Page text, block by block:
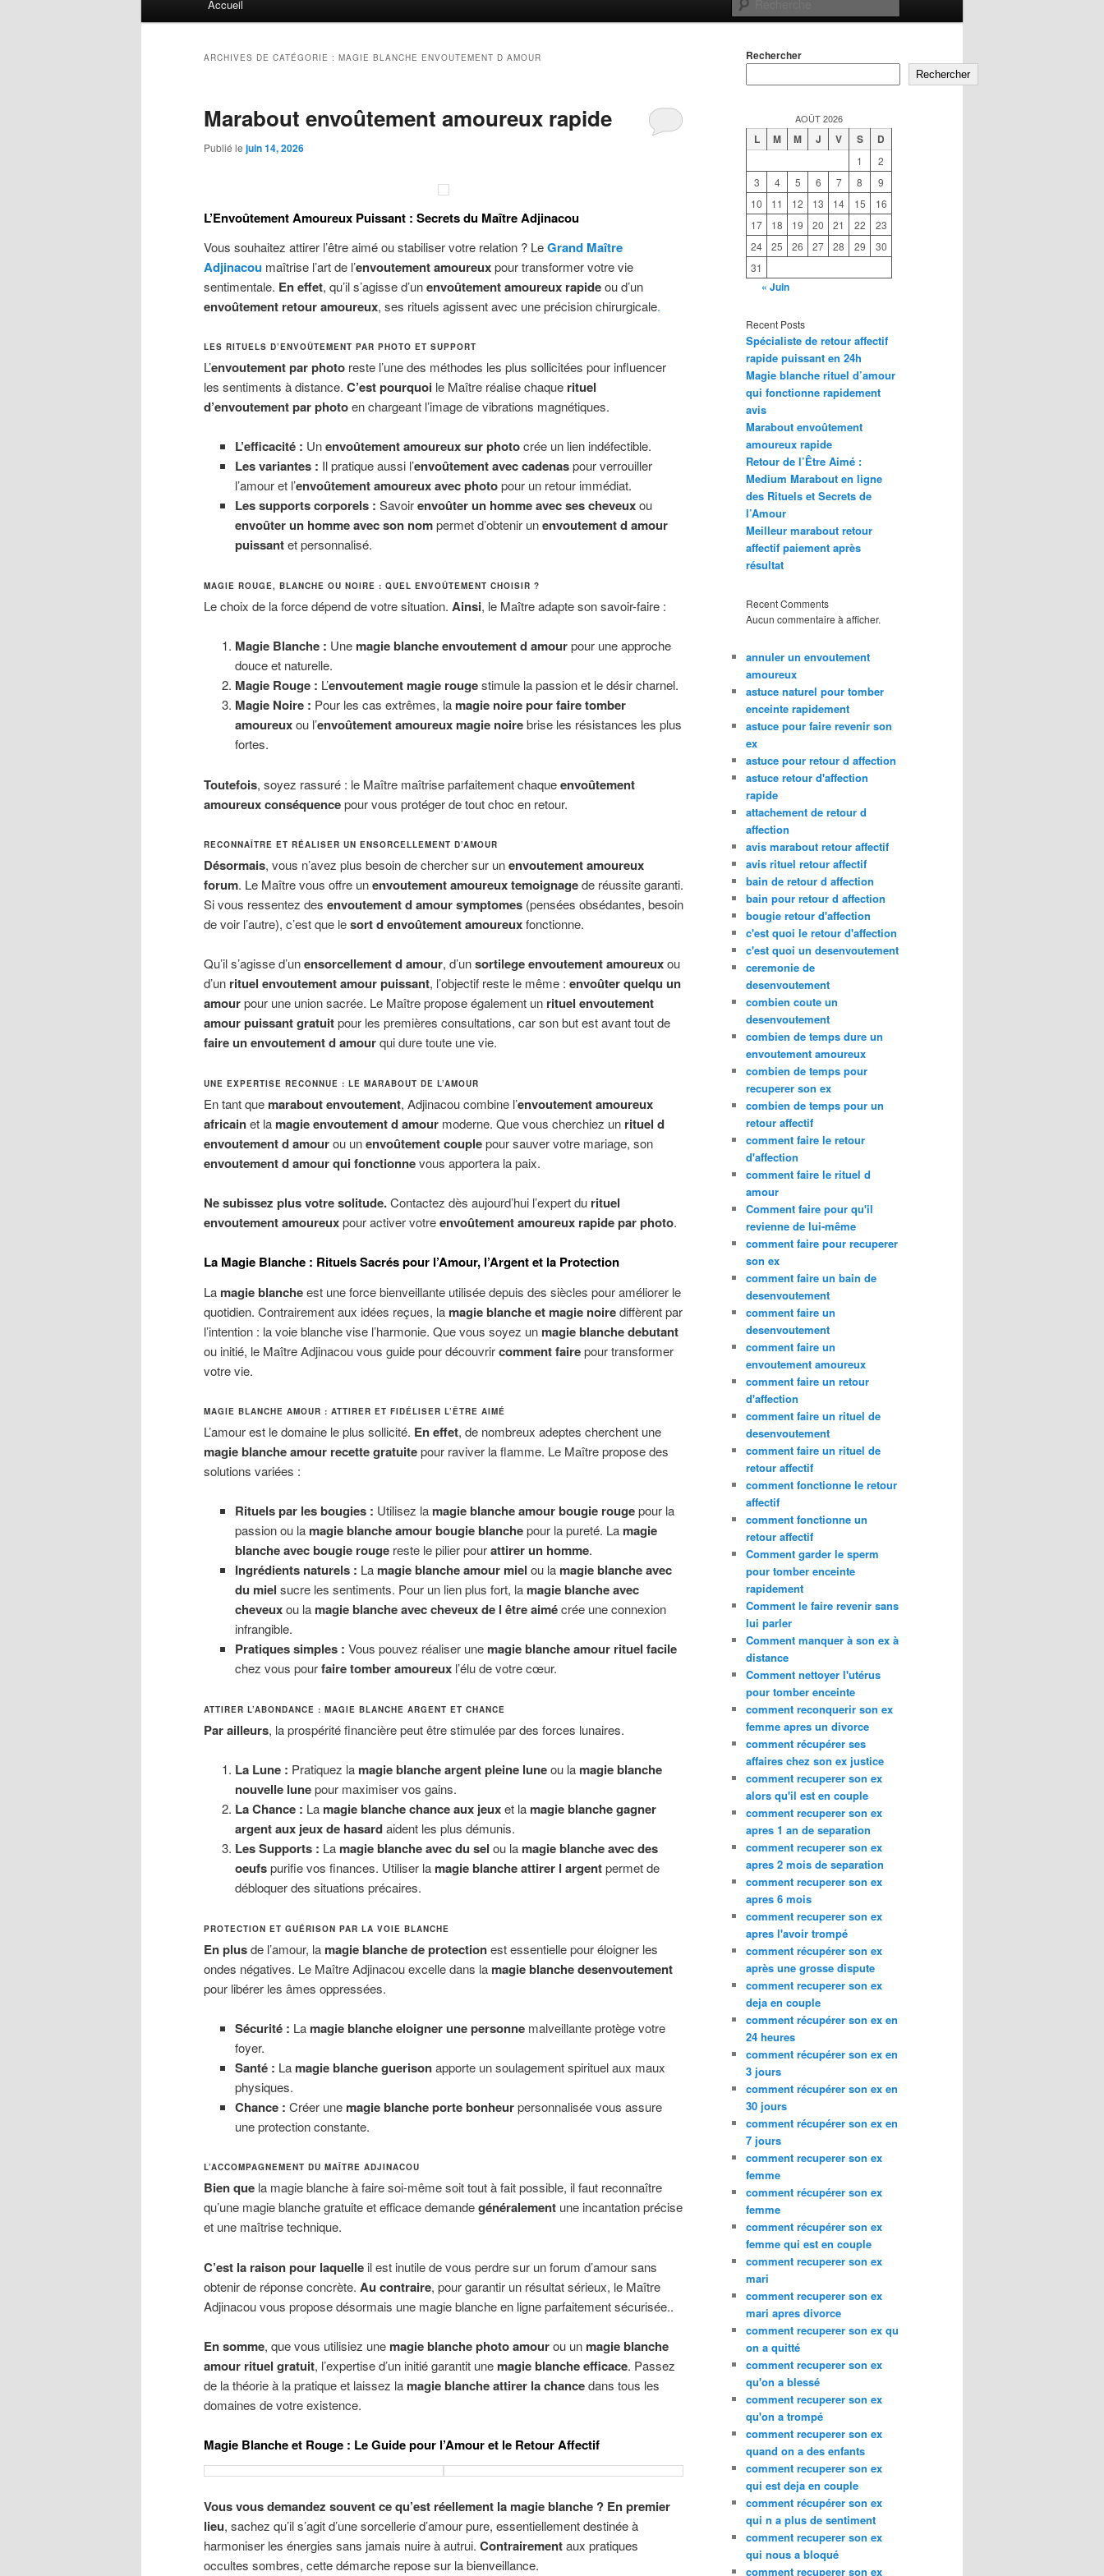
Accueil
ARCHIVES DE CATÉGORIE : MAGIE BLANCHE ENVOUTEMENT D AMOUR
Marabout envoûtement amoureux rapide
Publié le juin 14, 2026
L’Envoûtement Amoureux Puissant : Secrets du Maître Adjinacou
Vous souhaitez attirer l’être aimé ou stabiliser votre relation ? LeGrand Maître
Adjinacou maîtrise l’art de l’envoutement amoureuxpour transformer votre vie
sentimentale. En effet, qu’il s’agisse d’unenvoûtement amoureux rapideou d’un
envoûtement retour amoureux, ses rituels agissent avec une précision chirurgicale.
LES RITUELS D’ENVOÛTEMENT PAR PHOTO ET SUPPORT
L’envoutement par photo reste l’une des méthodes les plus sollicitées pour influencer
les sentiments à distance. C’est pourquoi le Maître réalise chaque rituel
d’envoutement par photoen chargeant l’image de vibrations magnétiques.
L’efficacité : Unenvoûtement amoureux sur photocrée un lien indéfectible.
Les variantes : Il pratique aussi l’envoûtement avec cadenaspour verrouiller
l’amour et l’envoûtement amoureux avec photopour un retour immédiat.
Les supports corporels : Savoirenvoûter un homme avec ses cheveuxou
envoûter un homme avec son nompermet d’obtenir unenvoutement d amour
puissantet personnalisé.
MAGIE ROUGE, BLANCHE OU NOIRE : QUEL ENVOÛTEMENT CHOISIR ?
Le choix de la force dépend de votre situation. Ainsi, le Maître adapte son savoir-faire :
Magie Blanche : Une magie blanche envoutement d amourpour une approche
douce et naturelle.
Magie Rouge : L’envoutement magie rougestimule la passion et le désir charnel.
Magie Noire : Pour les cas extrêmes, la magie noire pour faire tomber
amoureuxou l’envoûtement amoureux magie noirebrise les résistances les plus
fortes.
Toutefois, soyez rassuré : le Maître maîtrise parfaitement chaqueenvoûtement
amoureux conséquencepour vous protéger de tout choc en retour.
RECONNAÎTRE ET RÉALISER UN ENSORCELLEMENT D’AMOUR
Désormais, vous n’avez plus besoin de chercher sur unenvoutement amoureux
forum. Le Maître vous offre unenvoutement amoureux temoignagede réussite garanti.
Si vous ressentez des envoutement d amour symptomes (pensées obsédantes, besoin
de voir l’autre), c’est que lesort d envoûtement amoureuxfonctionne.
Qu’il s’agisse d’unensorcellement d amour, d’unsortilege envoutement amoureuxou
d’un rituel envoutement amour puissant, l’objectif reste le même : envoûter quelqu un
amourpour une union sacrée. Le Maître propose également un rituel envoutement
amour puissant gratuitpour les premières consultations, car son but est avant tout de
faire un envoutement d amourqui dure toute une vie.
UNE EXPERTISE RECONNUE : LE MARABOUT DE L’AMOUR
En tant que marabout envoutement, Adjinacou combine l’envoutement amoureux
africainet la magie envoutement d amour moderne. Que vous cherchiez un rituel d
envoutement d amourou unenvoûtement couplepour sauver votre mariage, son
envoutement d amour qui fonctionnevous apportera la paix.
Ne subissez plus votre solitude.Contactez dès aujourd’hui l’expert du rituel
envoutement amoureuxpour activer votreenvoûtement amoureux rapide par photo.
La Magie Blanche : Rituels Sacrés pour l’Amour, l’Argent et la Protection
La magie blancheest une force bienveillante utilisée depuis des siècles pour améliorer le
quotidien. Contrairement aux idées reçues, la magie blanche et magie noirediffèrent par
l’intention : la voie blanche vise l’harmonie. Que vous soyez un magie blanche debutant
ou initié, le Maître Adjinacou vous guide pour découvrircomment fairepour transformer
votre vie.
MAGIE BLANCHE AMOUR : ATTIRER ET FIDÉLISER L’ÊTRE AIMÉ
L’amour est le domaine le plus sollicité. En effet, de nombreux adeptes cherchent une
magie blanche amour recette gratuitepour raviver la flamme. Le Maître propose des
solutions variées :
Rituels par les bougies : Utilisez la magie blanche amour bougie rougepour la
passion ou la magie blanche amour bougie blanchepour la pureté. La magie
blanche avec bougie rougereste le pilier pourattirer un homme.
Ingrédients naturels : La magie blanche amour miel ou la magie blanche avec
du miel sucre les sentiments. Pour un lien plus fort, la magie blanche avec
cheveuxou la magie blanche avec cheveux de l être aimécrée une connexion
infrangible.
Pratiques simples : Vous pouvez réaliser une magie blanche amour rituel facile
chez vous pourfaire tomber amoureuxl’élu de votre cœur.
ATTIRER L’ABONDANCE : MAGIE BLANCHE ARGENT ET CHANCE
Par ailleurs, la prospérité financière peut être stimulée par des forces lunaires.
La Lune : Pratiquez la magie blanche argent pleine luneou la magie blanche
nouvelle lunepour maximiser vos gains.
La Chance : La magie blanche chance aux jeuxet la magie blanche gagner
argent aux jeux de hasardaident les plus démunis.
Les Supports : La magie blanche avec du sel ou la magie blanche avec des
oeufspurifie vos finances. Utiliser la magie blanche attirer l argentpermet de
débloquer des situations précaires.
PROTECTION ET GUÉRISON PAR LA VOIE BLANCHE
En plusde l’amour, la magie blanche de protectionest essentielle pour éloigner les
ondes négatives. Le Maître Adjinacou excelle dans la magie blanche desenvoutement
pour libérer les âmes oppressées.
Sécurité : La magie blanche eloigner une personnemalveillante protège votre
foyer.
Santé : La magie blanche guerisonapporte un soulagement spirituel aux maux
physiques.
Chance : Créer une magie blanche porte bonheurpersonnalisée vous assure
une protection constante.
L’ACCOMPAGNEMENT DU MAÎTRE ADJINACOU
Bien que la magie blanche à faire soi-même soit tout à fait possible, il faut reconnaître
qu’une magie blanche gratuite et efficace demandegénéralement une incantation précise
et une maîtrise technique.
C’est la raison pour laquelle il est inutile de vous perdre sur un forum d’amour sans
obtenir de réponse concrète. Au contraire, pour garantir un résultat sérieux, le Maître
Adjinacou vous propose désormais une magie blanche en ligne parfaitement sécurisée..
En somme, que vous utilisiez une magie blanche photo amourou un magie blanche
amour rituel gratuit, l’expertise d’un initié garantit une magie blanche efficace. Passez
de la théorie à la pratique et laissez la magie blanche attirer la chancedans tous les
domaines de votre existence.
Magie Blanche et Rouge : Le Guide pour l’Amour et le Retour Affectif
Vous vous demandez souvent ce qu’est réellement la magie blanche ? En premier
lieu, sachez qu’il s’agit d’une sorcellerie d’amour pure, essentiellement destinée à
harmoniser les énergies sans jamais nuire à autrui. Contrairementaux pratiques
occultes sombres, cette démarche repose sur la bienveillance.
Rechercher
Rechercher
AOÛT 2026
L M M J V S D
1
2
3
4 5 6 7 8
9
10
11 12 13 14 15
16
17
18 19 20 21 22
23
24
25 26 27 28 29
30
31
« Juin
Recent Posts
Spécialiste de retour affectif
rapide puissant en 24h
Magie blanche rituel d’amour
qui fonctionne rapidement
avis
Marabout envoûtement
amoureux rapide
Retour de l’Être Aimé :
Medium Marabout en ligne
des Rituels et Secrets de
l’Amour
Meilleur marabout retour
affectif paiement après
résultat
Recent Comments
Aucun commentaire à afficher.
annuler un envoutement
amoureux
astuce naturel pour tomber
enceinte rapidement
astuce pour faire revenir son
ex
astuce pour retour d affection
astuce retour d'affection
rapide
attachement de retour d
affection
avis marabout retour affectif
avis rituel retour affectif
bain de retour d affection
bain pour retour d affection
bougie retour d'affection
c'est quoi le retour d'affection
c'est quoi un desenvoutement
ceremonie de
desenvoutement
combien coute un
desenvoutement
combien de temps dure un
envoutement amoureux
combien de temps pour
recuperer son ex
combien de temps pour un
retour affectif
comment faire le retour
d'affection
comment faire le rituel d
amour
Comment faire pour qu'il
revienne de lui-même
comment faire pour recuperer
son ex
comment faire un bain de
desenvoutement
comment faire un
desenvoutement
comment faire un
envoutement amoureux
comment faire un retour
d'affection
comment faire un rituel de
desenvoutement
comment faire un rituel de
retour affectif
comment fonctionne le retour
affectif
comment fonctionne un
retour affectif
Comment garder le sperm
pour tomber enceinte
rapidement
Comment le faire revenir sans
lui parler
Comment manquer à son ex à
distance
Comment nettoyer l'utérus
pour tomber enceinte
comment reconquerir son ex
femme apres un divorce
comment récupérer ses
affaires chez son ex justice
comment recuperer son ex
alors qu'il est en couple
comment recuperer son ex
apres 1 an de separation
comment recuperer son ex
apres 2 mois de separation
comment recuperer son ex
apres 6 mois
comment recuperer son ex
apres l'avoir trompé
comment récupérer son ex
après une grosse dispute
comment recuperer son ex
deja en couple
comment récupérer son ex en
24 heures
comment récupérer son ex en
3 jours
comment récupérer son ex en
30 jours
comment récupérer son ex en
7 jours
comment recuperer son ex
femme
comment récupérer son ex
femme
comment récupérer son ex
femme qui est en couple
comment recuperer son ex
mari
comment recuperer son ex
mari apres divorce
comment recuperer son ex qu
on a quitté
comment recuperer son ex
qu'on a blessé
comment recuperer son ex
qu'on a trompé
comment recuperer son ex
quand on a des enfants
comment recuperer son ex
qui est deja en couple
comment récupérer son ex
qui n a plus de sentiment
comment recuperer son ex
qui nous a bloqué
comment recuperer son ex